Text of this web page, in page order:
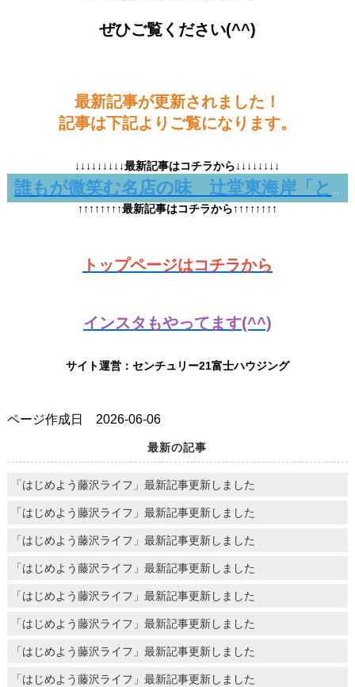
ぜひご覧ください(^^)
最新記事が更新されました！
記事は下記よりご覧になります。
↓↓↓↓↓↓↓↓↓最新記事はコチラから↓↓↓↓↓↓↓↓
誰もが微笑む名店の味 辻堂東海岸「とんかつ大関」
↑↑↑↑↑↑↑↑最新記事はコチラから↑↑↑↑↑↑↑↑
トップページはコチラから
インスタもやってます(^^)
サイト運営：センチュリー21富士ハウジング
ページ作成日 2026-06-06
最新の記事
「はじめよう藤沢ライフ」最新記事更新しました
「はじめよう藤沢ライフ」最新記事更新しました
「はじめよう藤沢ライフ」最新記事更新しました
「はじめよう藤沢ライフ」最新記事更新しました
「はじめよう藤沢ライフ」最新記事更新しました
「はじめよう藤沢ライフ」最新記事更新しました
「はじめよう藤沢ライフ」最新記事更新しました
「はじめよう藤沢ライフ」最新記事更新しました